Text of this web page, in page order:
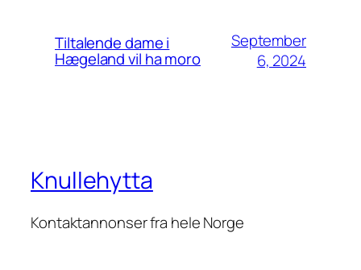
Tiltalende dame i
Hægeland vil ha moro
September
6, 2024
Knullehytta
Kontaktannonser fra hele Norge